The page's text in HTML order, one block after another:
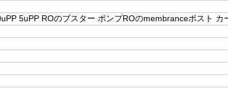
5uPP ROのブスター ポンプROのmembranceポスト カ